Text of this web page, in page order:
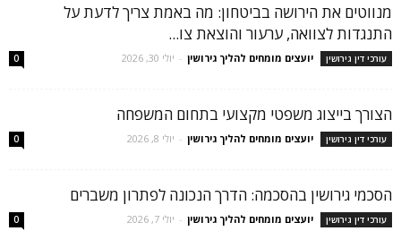
מנווטים את הירושה בביטחון: מה באמת צריך לדעת על
התנגדות לצוואה, ערעור והוצאת צו...
עורכי דין גירושין יועצים מומחים להליך גירושין - יולי 30, 2026 0
הצורך בייצוג משפטי מקצועי בתחום המשפחה
עורכי דין גירושין יועצים מומחים להליך גירושין - יולי 8, 2026 0
הסכמי גירושין בהסכמה: הדרך הנכונה לפתרון משברים
עורכי דין גירושין יועצים מומחים להליך גירושין - יולי 7, 2026 0